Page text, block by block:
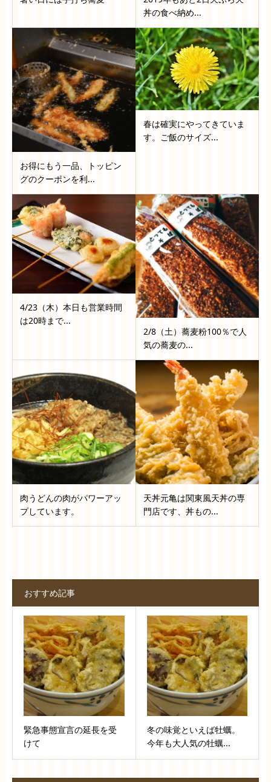
丼の食べ納め...
お得にもう一品、トッピン
グのクーポンを利...
春は確実にやってきていま
す。ご飯のサイズ...
4/23（木）本日も営業時間
は20時まで...
2/8（土）蕎麦粉100％で人
気の蕎麦の...
肉うどんの肉がパワーアッ
プしています。
天丼元亀は関東風天丼の専
門店です、丼もの...
おすすめ記事
緊急事態宣言の延長を受
けて
冬の味覚といえば牡蠣。
今年も大人気の牡蠣...